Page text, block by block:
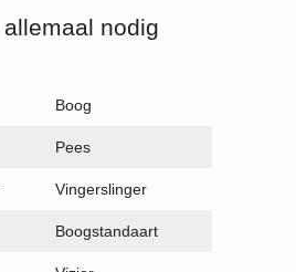
nodig
Boog
Pees
Vingerslinger
Boogstandaart